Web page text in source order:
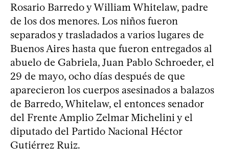
Rosario Barredo y William Whitelaw, padre
de los dos menores. Los niños fueron
separados y trasladados a varios lugares de
Buenos Aires hasta que fueron entregados al
abuelo de Gabriela, Juan Pablo Schroeder, el
29 de mayo, ocho días después de que
aparecieron los cuerpos asesinados a balazos
de Barredo, Whitelaw, el entonces senador
del Frente Amplio Zelmar Michelini y el
diputado del Partido Nacional Héctor
Gutiérrez Ruiz.